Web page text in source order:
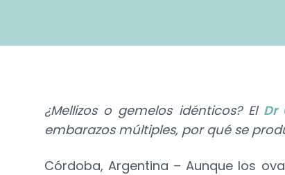
¿Mellizos o gemelos idénticos? El Dr
embarazos múltiples, por qué se
Córdoba, Argentina – Aunque los